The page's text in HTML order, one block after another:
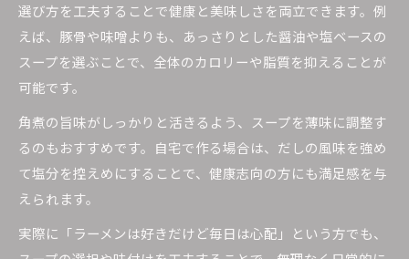
選び方を工夫することで健康と美味しさを両立できます。例
えば、豚骨や味噌よりも、あっさりとした醤油や塩ベースの
スープを選ぶことで、全体のカロリーや脂質を抑えることが
可能です。
角煮の旨味がしっかりと活きるよう、スープを薄味に調整す
るのもおすすめです。自宅で作る場合は、だしの風味を強め
て塩分を控えめにすることで、健康志向の方にも満足感を与
えられます。
実際に「ラーメンは好きだけど毎日は心配」という方でも、